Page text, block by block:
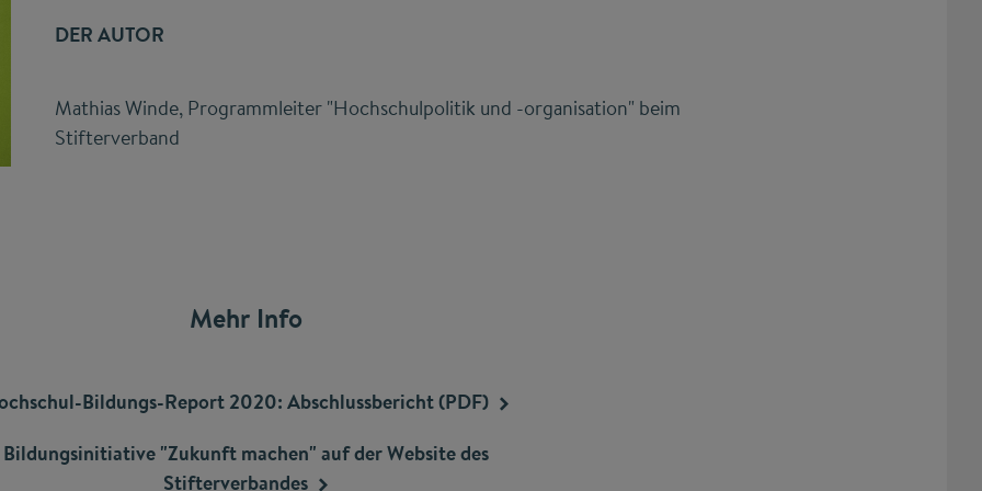
DER AUTOR
Mathias Winde, Programmleiter "Hochschulpolitik und -organisation" beim
Stifterverband
Mehr Info
Bildungs-Report 2020: Abschlussbericht(PDF)
Bildungsinitiative "Zukunft machen" auf der Website des
Stifterverbandes